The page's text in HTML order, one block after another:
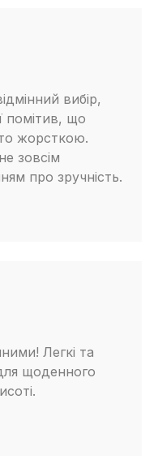
вибір,
помітив, що
жорсткою.
зовсім
про зручність.
Легкі та
щоденного